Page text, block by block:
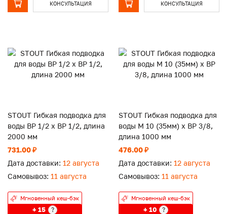
КОНСУЛЬТАЦИЯ КОНСУЛЬТАЦИЯ
STOUT Гибкая подводка для
воды ВР 1/2 х ВР 1/2, длина
2000 мм
731.00 ₽
Дата доставки: 12 августа
Самовывоз: 11 августа
Мгновенный кеш-бэк
+ 15 ?
STOUT Гибкая подводка для
воды M 10 (35мм) х ВР 3/8,
длина 1000 мм
476.00 ₽
Дата доставки: 12 августа
Самовывоз: 11 августа
Мгновенный кеш-бэк
+ 10 ?